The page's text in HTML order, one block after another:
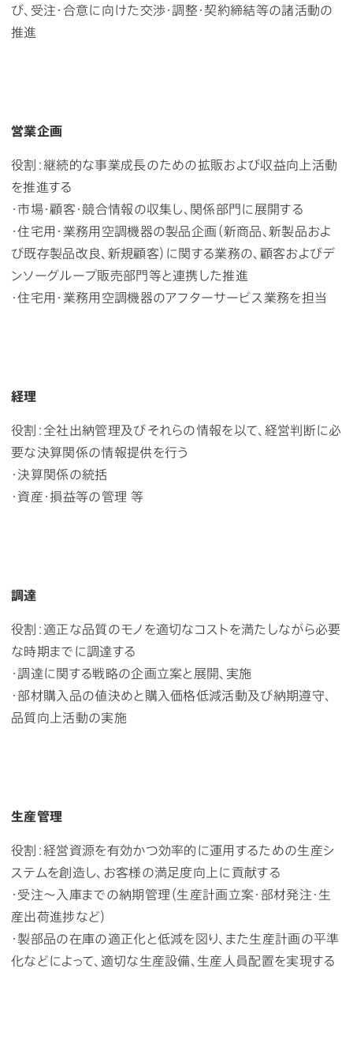
び、受注・合意に向けた交渉・調整・契約締結等の諸活動の
推進
営業企画
役割：継続的な事業成長のための拡販および収益向上活動
を推進する
・市場・顧客・競合情報の収集し、関係部門に展開する
・住宅用・業務用空調機器の製品企画（新商品、新製品およ
び既存製品改良、新規顧客）に関する業務の、顧客およびデ
ンソーグループ販売部門等と連携した推進
・住宅用・業務用空調機器のアフターサービス業務を担当
経理
役割：全社出納管理及びそれらの情報を以て、経営判断に必
要な決算関係の情報提供を行う
・決算関係の統括
・資産・損益等の管理 等
調達
役割：適正な品質のモノを適切なコストを満たしながら必要
な時期までに調達する
・調達に関する戦略の企画立案と展開、実施
・部材購入品の値決めと購入価格低減活動及び納期遵守、
品質向上活動の実施
生産管理
役割：経営資源を有効かつ効率的に運用するための生産シ
ステムを創造し、お客様の満足度向上に貢献する
・受注～入庫までの納期管理（生産計画立案・部材発注・生
産出荷進捗など）
・製部品の在庫の適正化と低減を図り、また生産計画の平準
化などによって、適切な生産設備、生産人員配置を実現する